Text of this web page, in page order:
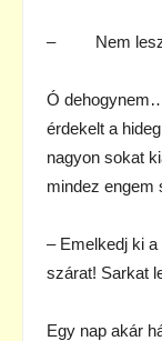
– Nem lesz
Ó
érdekelt a
nagyon sokat
mindez engem
– Emelkedj ki a
szárat! Sarkat
Egy nap akár